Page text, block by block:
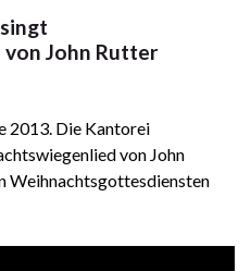
John Rutter
2013. Die Kantorei
von John
Weihnachtsgottesdiensten